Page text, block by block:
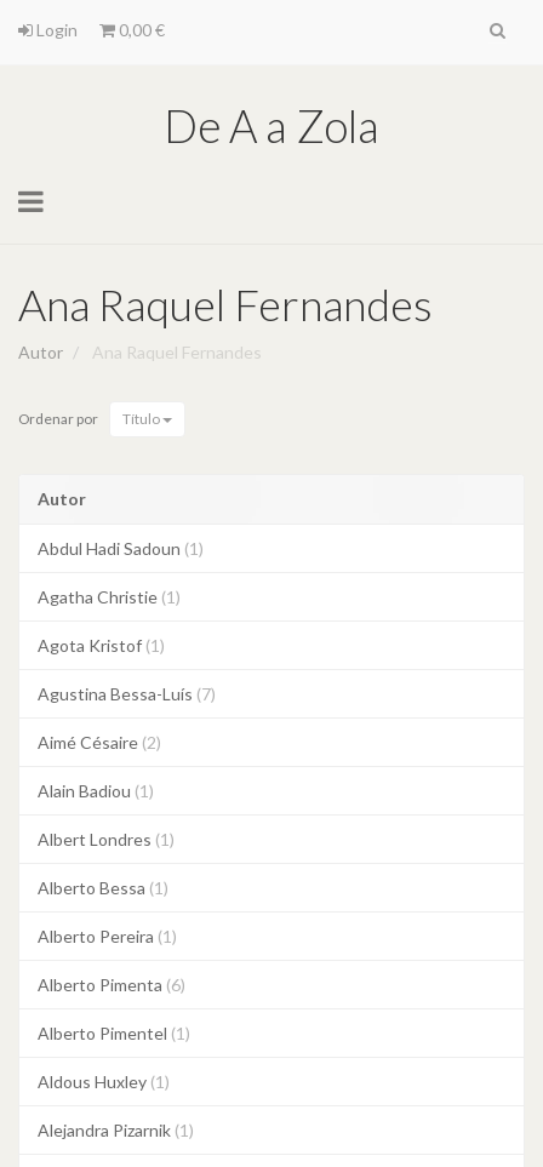
Login 0,00 €
De A a Zola
Toggle
Ana Raquel Fernandes
Autor Ana Raquel Fernandes
Ordenar por Título
Autor
Abdul Hadi Sadoun (1)
Agatha Christie (1)
Agota Kristof (1)
Agustina Bessa-Luís (7)
Aimé Césaire (2)
Alain Badiou (1)
Albert Londres (1)
Alberto Bessa (1)
Alberto Pereira (1)
Alberto Pimenta (6)
Alberto Pimentel (1)
Aldous Huxley (1)
Alejandra Pizarnik (1)